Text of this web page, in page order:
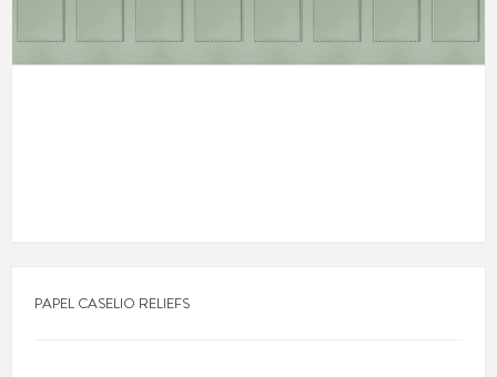
PAPEL CASELIO RELIEFS